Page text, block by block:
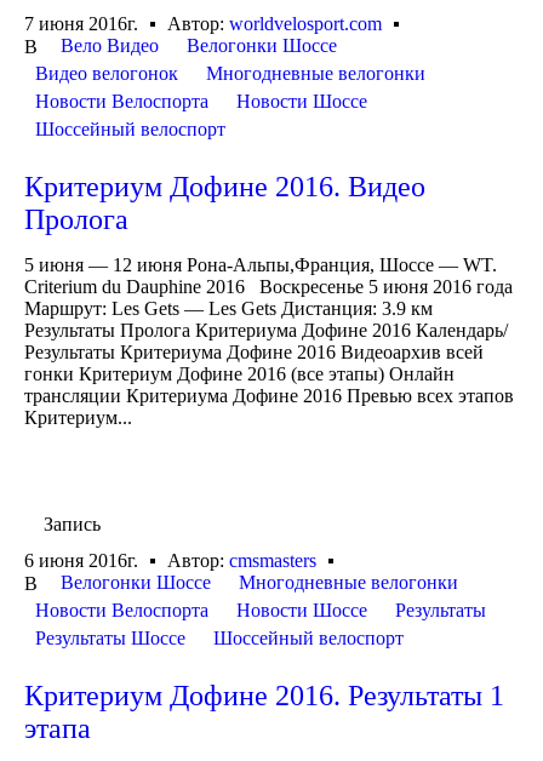
7 июня 2016г.
Автор: worldvelosport.com
В
Вело Видео
Велогонки Шоссе
Видео велогонок
Многодневные велогонки
Новости Велоспорта
Новости Шоссе
Шоссейный велоспорт
Критериум Дофине 2016. Видео
Пролога
5 июня — 12 июня Рона-Альпы,Франция, Шоссе — WT.
Criterium du Dauphine 2016 Воскресенье 5 июня 2016 года
Маршрут: Les Gets — Les Gets Дистанция: 3.9 км
Результаты Пролога Критериума Дофине 2016 Календарь/
Результаты Критериума Дофине 2016 Видеоархив всей
гонки Критериум Дофине 2016 (все этапы) Онлайн
трансляции Критериума Дофине 2016 Превью всех этапов
Критериум...
Запись
6 июня 2016г.
Автор: cmsmasters
В
Велогонки Шоссе
Многодневные велогонки
Новости Велоспорта
Новости Шоссе
Результаты
Результаты Шоссе
Шоссейный велоспорт
Критериум Дофине 2016. Результаты 1
этапа